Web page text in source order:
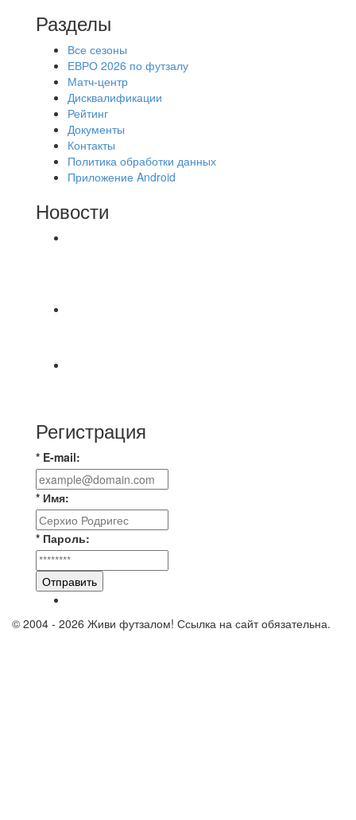
Разделы
Все сезоны
ЕВРО 2026 по футзалу
Матч-центр
Дисквалификации
Рейтинг
Документы
Контакты
Политика обработки данных
Приложение Android
Новости
Регистрация
* E-mail:
* Имя:
* Пароль:
Отправить
© 2004 - 2026 Живи футзалом! Ссылка на сайт обязательна.